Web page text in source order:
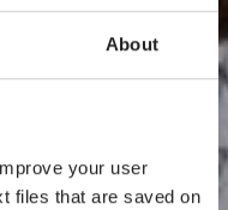
About
your user
files that are saved on